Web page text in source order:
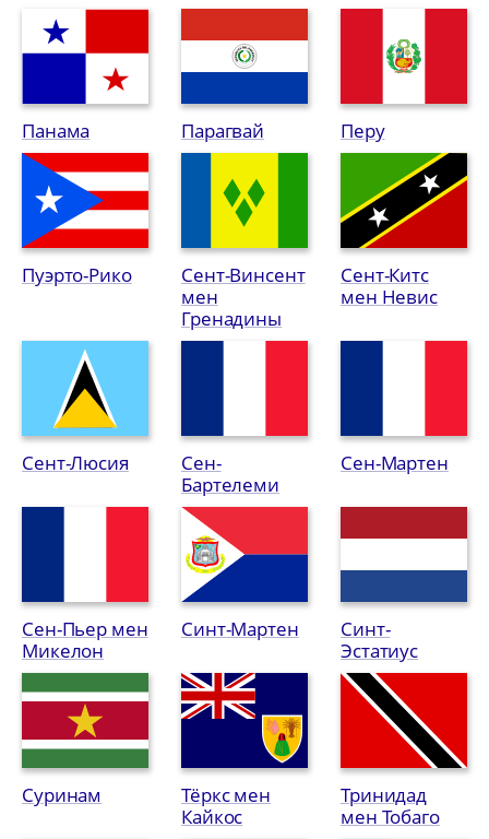
Панама Парагвай Перу
Пуэрто-Рико
Сент-Винсент
мен
Гренадины
Сент-Китс
мен Невис
Сент-Люсия
Сен-
Бартелеми
Сен-Мартен
Сен-Пьер мен
Микелон
Синт-Мартен
Синт-
Эстатиус
Суринам
Тёркс мен
Кайкос
Тринидад
мен Тобаго